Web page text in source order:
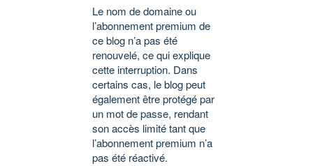
Le nom de domaine ou
l’abonnement premium de
ce blog n’a pas été
renouvelé, ce qui explique
cette interruption. Dans
certains cas, le blog peut
également être protégé par
un mot de passe, rendant
son accès limité tant que
l’abonnement premium n’a
pas été réactivé.